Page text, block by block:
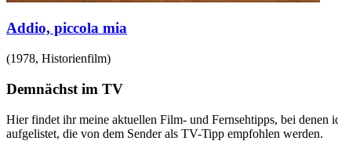
Addio, piccola mia
(1978, Historienfilm)
Demnächst im TV
Hier findet ihr meine aktuellen Film- und Fernsehtipps, bei denen
aufgelistet, die von dem Sender als TV-Tipp empfohlen werden.